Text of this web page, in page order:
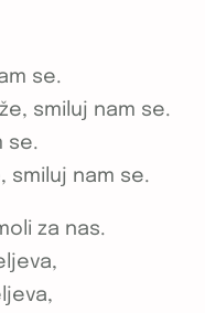
se.
smiluj nam se.
se.
smiluj nam se.
za nas.